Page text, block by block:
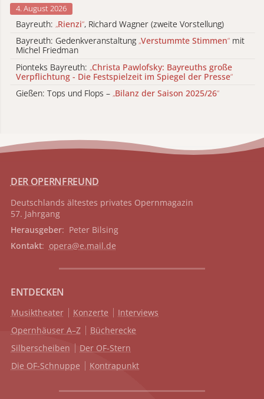
4. August 2026
Bayreuth: „Rienzi“, Richard Wagner (zweite Vorstellung)
Bayreuth: Gedenkveranstaltung „Verstummte Stimmen“ mit
Michel Friedman
Pionteks Bayreuth: „Christa Pawlofsky: Bayreuths große
Verpflichtung - Die Festspielzeit im Spiegel der Presse“
Gießen: Tops und Flops – „Bilanz der Saison 2025/26“
DER OPERNFREUND
Deutschlands ältestes privates Opernmagazin
57. Jahrgang
Herausgeber: Peter Bilsing
Kontakt: opera@e.mail.de
ENTDECKEN
Musiktheater Konzerte
Interviews
Opernhäuser A–Z
Bücherecke
Silberscheiben
Der OF-Stern
Die OF-Schnuppe
Kontrapunkt